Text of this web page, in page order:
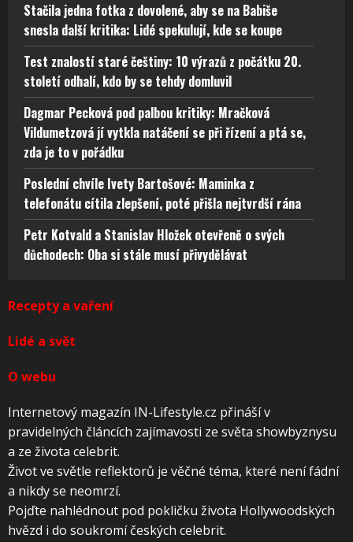
Stačila jedna fotka z dovolené, aby se na Babiše
snesla další kritika: Lidé spekulují, kde se koupe
Test znalostí staré češtiny: 10 výrazů z počátku 20.
století odhalí, kdo by se tehdy domluvil
Dagmar Pecková pod palbou kritiky: Mračková
Vildumetzová jí vytkla natáčení se při řízení a ptá se,
zda je to v pořádku
Poslední chvíle Ivety Bartošové: Maminka z
telefonátu cítila zlepšení, poté přišla nejtvrdší rána
Petr Kotvald a Stanislav Hložek otevřeně o svých
důchodech: Oba si stále musí přivydělávat
Recepty a vaření
Lidé a svět
O webu
Internetový magazín IN-Lifestyle.cz přináší v
pravidelných článcích zajímavosti ze světa showbyznysu
a ze života celebrit.
Život ve světle reflektorů je věčné téma, které není fádní
a nikdy se neomrzí.
Pojďte nahlédnout pod pokličku života Hollywoodských
hvězd i do soukromí českých celebrit.